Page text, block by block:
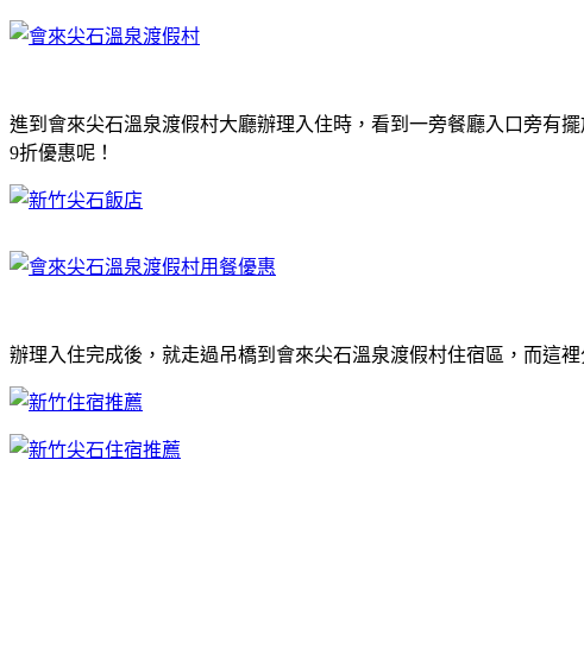
進到會來尖石溫泉渡假村大廳辦理入住時，看到一旁餐廳入口旁有
9折優惠呢！
辦理入住完成後，就走過吊橋到會來尖石溫泉渡假村住宿區，而這